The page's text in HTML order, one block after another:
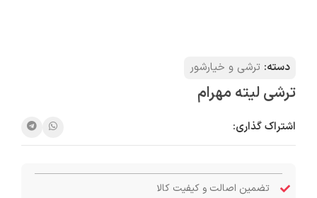
دسته: ترشی و خیارشور
ترشی لیته مهرام
اشتراک گذاری:
تضمین اصالت و کیفیت کالا